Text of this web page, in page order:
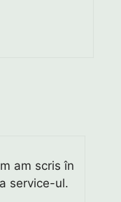
am scris în
service-ul.